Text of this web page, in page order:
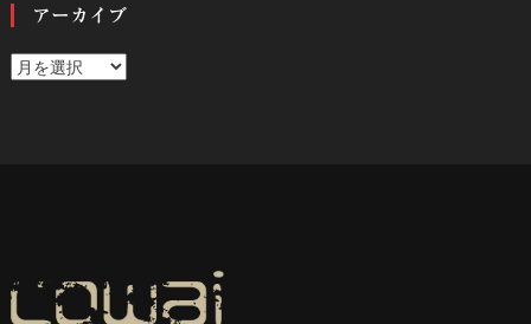
アーカイブ
ア